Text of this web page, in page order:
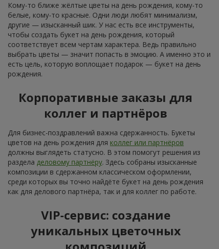
Кому-то ближе жёлтые цветы на день рождения, кому-то
белые, кому-то красные. Одни люди любят минимализм,
другие — изысканный шик. У нас есть все инструменты,
чтобы создать букет на день рождения, который
соответствует всем чертам характера. Ведь правильно
выбрать цветы — значит попасть в эмоцию. А именно это и
есть цель, которую воплощает подарок — букет на день
рождения.
Корпоративные заказы для
коллег и партнёров
Для бизнес-поздравлений важна сдержанность. Букеты
цветов на день рождения для коллег или партнёров
должны выглядеть статусно. В этом помогут решения из
раздела деловому партнёру. Здесь собраны изысканные
композиции в сдержанном классическом оформлении,
среди которых вы точно найдёте букет на день рождения
как для делового партнёра, так и для коллег по работе.
VIP-сервис: создание
уникальных цветочных